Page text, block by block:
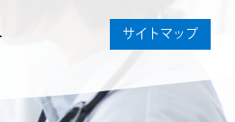
サイトマップ